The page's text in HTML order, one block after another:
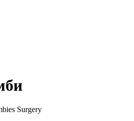
Surgery